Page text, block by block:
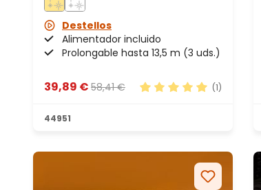
Destellos
Alimentador incluido
Prolongable hasta 13,5 m (3 uds.)
39,89 € 58,41 € (1)
44951